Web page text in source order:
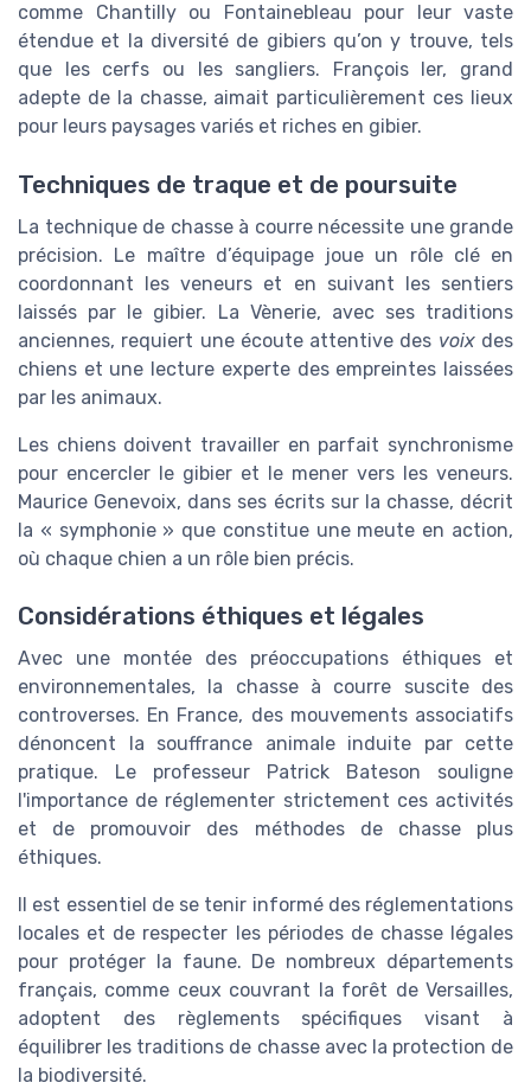
comme Chantilly ou Fontainebleau pour leur vaste
étendue et la diversité de gibiers qu’on y trouve, tels
que les cerfs ou les sangliers. François Ier, grand
adepte de la chasse, aimait particulièrement ces lieux
pour leurs paysages variés et riches en gibier.
Techniques de traque et de poursuite
La technique de chasse à courre nécessite une grande
précision. Le maître d’équipage joue un rôle clé en
coordonnant les veneurs et en suivant les sentiers
laissés par le gibier. La Vènerie, avec ses traditions
anciennes, requiert une écoute attentive des voixdes
chiens et une lecture experte des empreintes laissées
par les animaux.
Les chiens doivent travailler en parfait synchronisme
pour encercler le gibier et le mener vers les veneurs.
Maurice Genevoix, dans ses écrits sur la chasse, décrit
la « symphonie » que constitue une meute en action,
où chaque chien a un rôle bien précis.
Considérations éthiques et légales
Avec une montée des préoccupations éthiques et
environnementales, la chasse à courre suscite des
controverses. En France, des mouvements associatifs
dénoncent la souffrance animale induite par cette
pratique. Le professeur Patrick Bateson souligne
l'importance de réglementer strictement ces activités
et de promouvoir des méthodes de chasse plus
éthiques.
Il est essentiel de se tenir informé des réglementations
locales et de respecter les périodes de chasse légales
pour protéger la faune. De nombreux départements
français, comme ceux couvrant la forêt de Versailles,
adoptent des règlements spécifiques visant à
équilibrer les traditions de chasse avec la protection de
la biodiversité.